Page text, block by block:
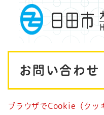
メニュー
お問い合わせ
ブラウザでCookie（クッ